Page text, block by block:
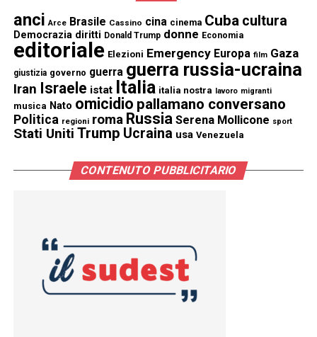
anci Arce Brasile Cassino cina cinema Cuba cultura
Democrazia diritti Donald Trump donne Economia
editoriale Elezioni Emergency Europa film Gaza
giustizia governo guerra guerra russia-ucraina
Iran Israele istat Italia italia nostra lavoro migranti
musica Nato omicidio pallamano conversano
Politica regioni roma Russia Serena Mollicone sport
Stati Uniti Trump Ucraina usa Venezuela
CONTENUTO PUBBLICITARIO